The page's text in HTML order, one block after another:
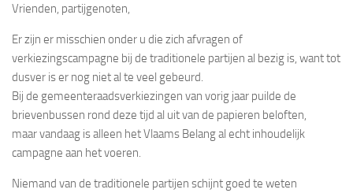
Vrienden, partijgenoten,
Er zijn er misschien onder u die zich afvragen of
verkiezingscampagne bij de traditionele partijen al bezig is, want tot
dusver is er nog niet al te veel gebeurd.
Bij de gemeenteraadsverkiezingen van vorig jaar puilde de
brievenbussen rond deze tijd al uit van de papieren beloften,
maar vandaag is alleen het Vlaams Belang al echt inhoudelijk
campagne aan het voeren.
Niemand van de traditionele partijen schijnt goed te weten